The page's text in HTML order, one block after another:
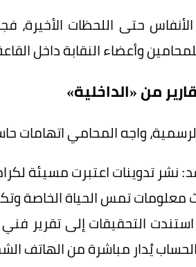
حتى اللحظات
وأعضاء النقابة داخل
من «الداخلية»
واجه المحامي
نشر تدوينات اعتبرت مسيئة
معلومات تمس الحياة الخاصة
استندت التحقيقات إلى تقرير
الحساب يُدار مباشرة من الهاتف